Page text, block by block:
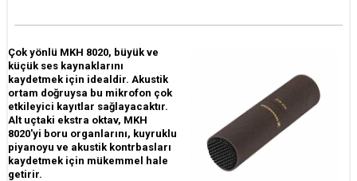
Çok yönlü MKH 8020, büyük ve
küçük ses kaynaklarını
kaydetmek için idealdir. Akustik
ortam doğruysa bu mikrofon çok
etkileyici kayıtlar sağlayacaktır.
Alt uçtaki ekstra oktav, MKH
8020'yi boru organlarını, kuyruklu
piyanoyu ve akustik kontrbasları
kaydetmek için mükemmel hale
getirir.